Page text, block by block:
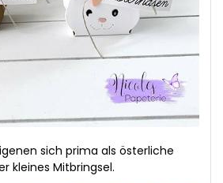
sich prima als österliche
kleines Mitbringsel.